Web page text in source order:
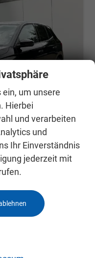
mit Tageszulassung
km
Details
um unsere
Hierbei
und verarbeiten
und
Ihr Einverständnis
jederzeit mit